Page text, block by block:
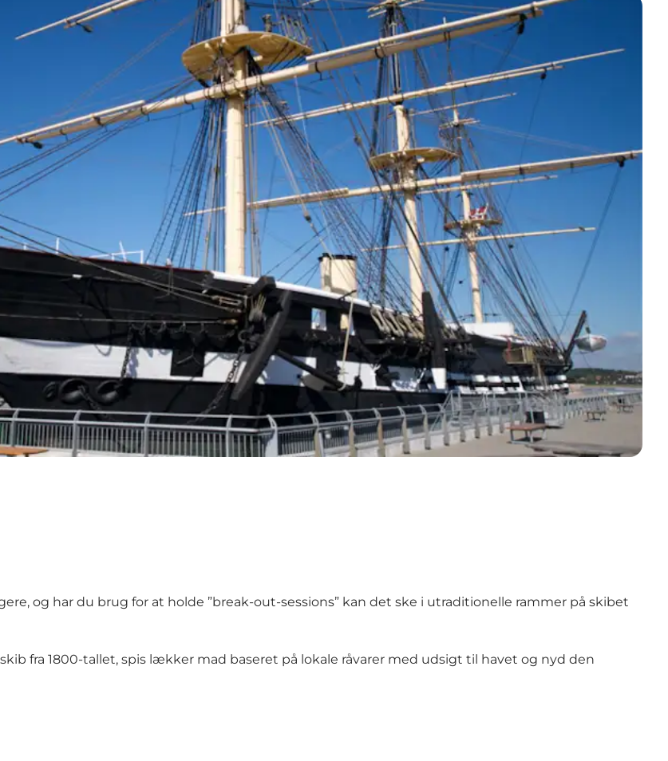
og har du brug for at holde ”break-out-sessions” kan det ske i utraditionelle rammer på skibet
fra 1800-tallet, spis lækker mad baseret på lokale råvarer med udsigt til havet og nyd den